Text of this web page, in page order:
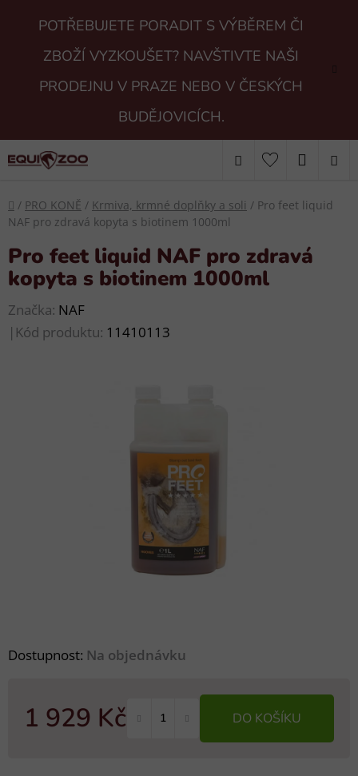
POTŘEBUJETE PORADIT S VÝBĚREM ČI
ZBOŽÍ VYZKOUŠET? NAVŠTIVTE NAŠI
PRODEJNU V PRAZE NEBO V ČESKÝCH
BUDĚJOVICÍCH.
Hledat
KOŠÍK
Domů
/ PRO KONĚ / Krmiva, krmné doplňky a soli / Pro feet liquid
NAF pro zdravá kopyta s biotinem 1000ml
Dostupnost: Na objednávku
1 929 Kč DO KOŠÍKU
Pro feet liquid NAF pro zdravá
kopyta s biotinem 1000ml
Značka: NAF
| Kód produktu: 11410113